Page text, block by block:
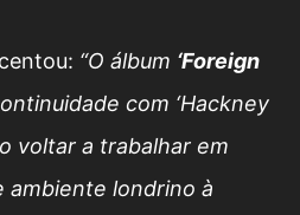
“O álbum ‘Foreign
com ‘Hackney
voltar a trabalhar em
ambiente londrino à